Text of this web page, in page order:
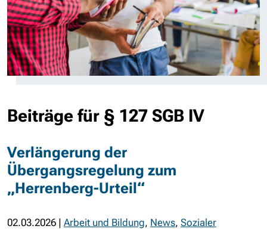
Beiträge für § 127 SGB IV
Verlängerung der
Übergangsregelung zum
„Herrenberg-Urteil“
02.03.2026 | Arbeit und Bildung, News, Sozialer